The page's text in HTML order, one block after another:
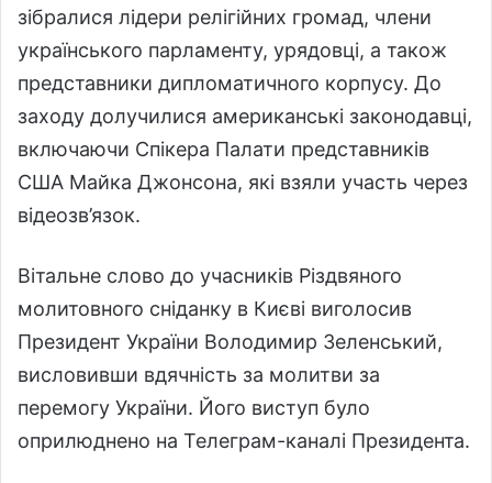
зібралися лідери релігійних громад, члени
українського парламенту, урядовці, а також
представники дипломатичного корпусу. До
заходу долучилися американські законодавці,
включаючи Спікера Палати представників
США Майка Джонсона, які взяли участь через
відеозв’язок.
Вітальне слово до учасників Різдвяного
молитовного сніданку в Києві виголосив
Президент України Володимир Зеленський,
висловивши вдячність за молитви за
перемогу України. Його виступ було
оприлюднено на Телеграм-каналі Президента.